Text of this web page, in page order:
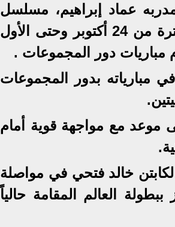
لكرة اليد 2008 بقيادة مدربه عماد إبراهيم، مسلسل
عروضه القوية ببطولة العالم المقامة بالمغرب خلال الفترة من 24 أكتوبر وحتى الأول
مبارياته بدور المجموعات
موعد مع مواجهة قوية أمام
خالد فتحي في مواصلة
العالم المقامة حالياً